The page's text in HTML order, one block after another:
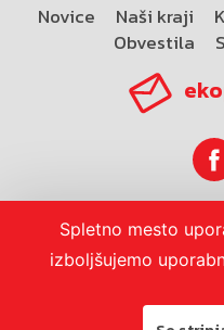
Novice Naši kraji
Obvestila
Spletno mesto
izboljšujemo